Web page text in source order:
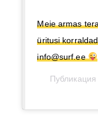
Meie armas
üritusi
info@surf.ee